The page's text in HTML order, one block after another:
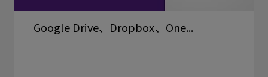
Google Drive、Dropbox、One...